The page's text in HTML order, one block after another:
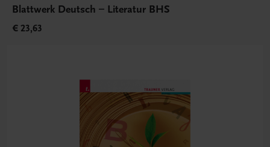
Blattwerk Deutsch – Literatur BHS
€ 23,63